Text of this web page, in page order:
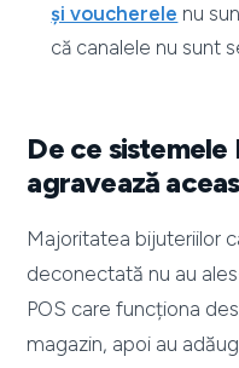
și voucherele nu
că canalele nu sunt
De ce sistemele
agravează
Majoritatea bijuteriilor
deconectată nu au
POS care funcționa
magazin, apoi au